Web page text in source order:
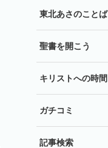
東北あさのことば
聖書を開こう
キリストへの時間
ガチコミ
記事検索